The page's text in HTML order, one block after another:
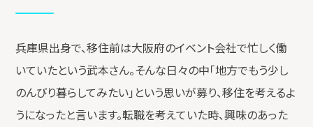
兵庫県出身で、移住前は大阪府のイベント会社で忙しく働
いていたという武本さん。そんな日々の中「地方でもう少し
のんびり暮らしてみたい」という思いが募り、移住を考えるよ
うになったと言います。転職を考えていた時、興味のあった